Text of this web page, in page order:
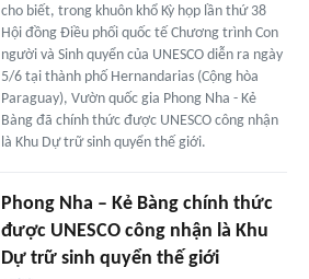
cho biết, trong khuôn khổ Kỳ họp lần thứ 38
Hội đồng Điều phối quốc tế Chương trình Con
người và Sinh quyển của UNESCO diễn ra ngày
5/6 tại thành phố Hernandarias (Cộng hòa
Paraguay), Vườn quốc gia Phong Nha - Kẻ
Bàng đã chính thức được UNESCO công nhận
là Khu Dự trữ sinh quyển thế giới.
Phong Nha – Kẻ Bàng chính thức
được UNESCO công nhận là Khu
Dự trữ sinh quyển thế giới